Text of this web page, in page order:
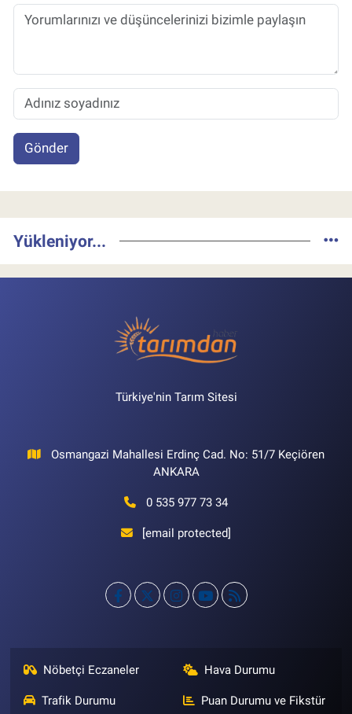
Gönder
Yükleniyor...
Türkiye'nin Tarım Sitesi
Osmangazi Mahallesi Erdinç Cad. No: 51/7 Keçiören
ANKARA
0 535 977 73 34
[email protected]
Nöbetçi Eczaneler Hava Durumu
Trafik Durumu Puan Durumu ve Fikstür